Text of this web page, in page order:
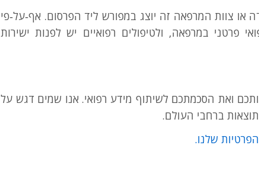
או צוות המרפאה זה יוצג במפורש ליד הפרסום. אף‑על‑פי
פרטני במרפאה, ולטיפולים רפואיים יש לפנות ישירות
ואת הסכמתכם לשיתוף מידע רפואי. אנו שמים דגש על
ברחבי העולם.
שלנו.